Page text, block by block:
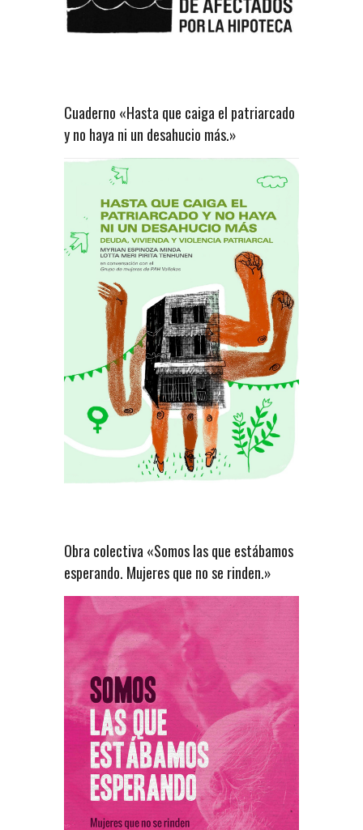
Cuaderno «Hasta que caiga el patriarcado
y no haya ni un desahucio más.»
Obra colectiva «Somos las que estábamos
esperando. Mujeres que no se rinden.»